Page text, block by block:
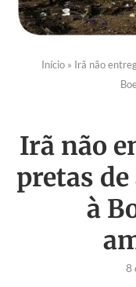
Início» Irã não
Irã não
pretas
à
8